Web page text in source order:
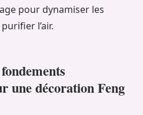
pour dynamiser les
l’air.
une décoration Feng